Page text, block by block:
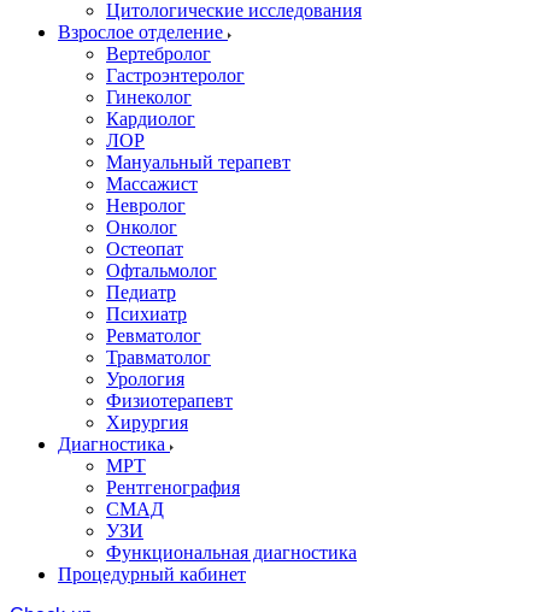
Цитологические исследования
Взрослое отделение
Вертебролог
Гастроэнтеролог
Гинеколог
Кардиолог
ЛОР
Мануальный терапевт
Массажист
Невролог
Онколог
Остеопат
Офтальмолог
Педиатр
Психиатр
Ревматолог
Травматолог
Урология
Физиотерапевт
Хирургия
Диагностика
МРТ
Рентгенография
СМАД
УЗИ
Функциональная диагностика
Процедурный кабинет